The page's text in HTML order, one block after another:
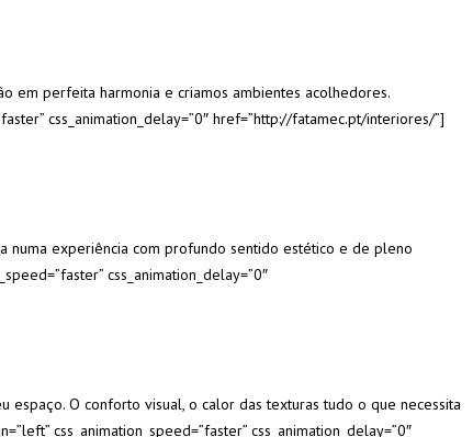
em perfeita harmonia e criamos ambientes acolhedores.
css_animation_delay=”0″ href=”http://fatamec.pt/interiores/”]
numa experiência com profundo sentido estético e de pleno
css_animation_delay=”0″
O conforto visual, o calor das texturas tudo o que necessita
css_animation_speed=”faster” css_animation_delay=”0″